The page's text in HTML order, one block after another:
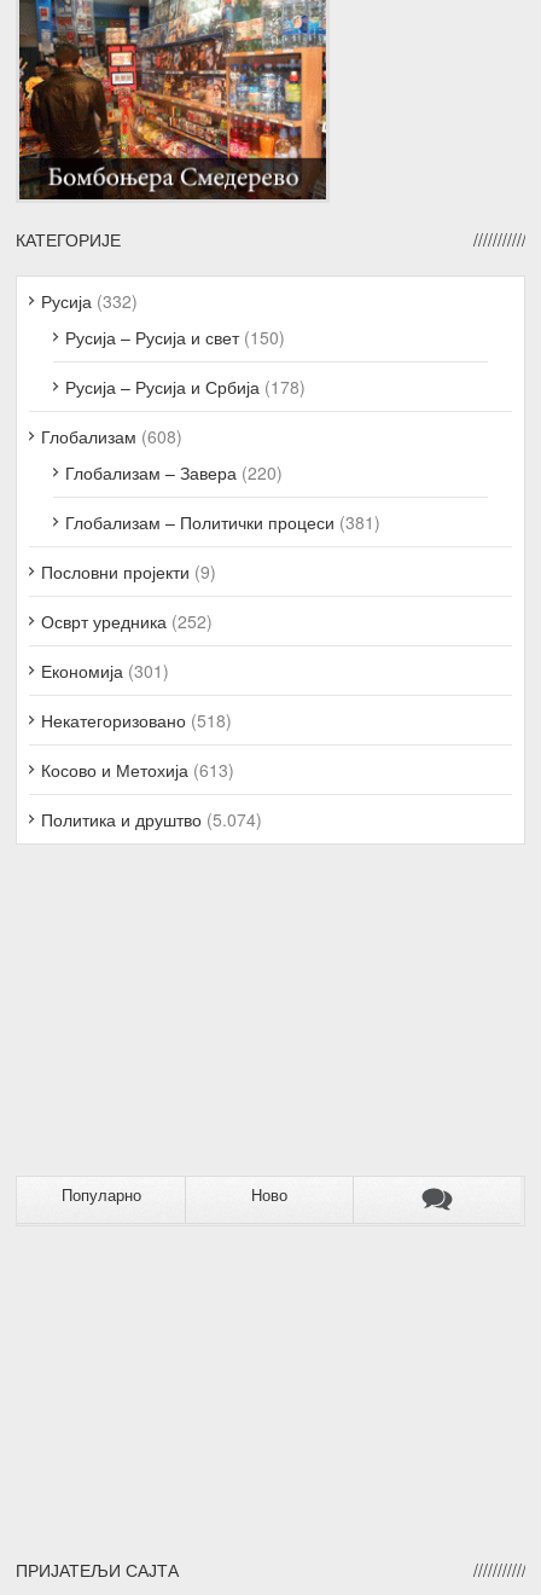
КАТЕГОРИЈЕ
Русија (332)
Русија – Русија и свет(150)
Русија – Русија и Србија (178)
Глобализам (608)
Глобализам – Завера (220)
Глобализам – Политички процеси (381)
Пословни пројекти (9)
Осврт уредника (252)
Економија (301)
Некатегоризовано (518)
Косово и Метохија (613)
Политика и друштво (5.074)
Популарно Ново
ПРИЈАТЕЉИ САЈТА